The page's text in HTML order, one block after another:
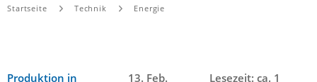
Startseite Technik Energie
Produktion in
13. Feb.
Lesezeit: ca. 1